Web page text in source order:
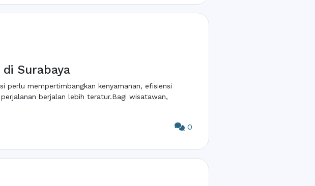
Surabaya
perlu mempertimbangkan kenyamanan, efisiensi
berjalan lebih teratur.Bagi wisatawan,
0